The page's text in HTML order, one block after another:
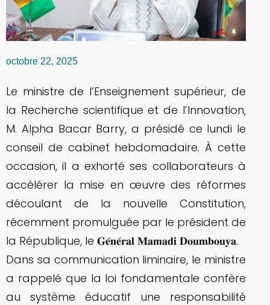
octobre 22, 2025
Le ministre de l’Enseignement supérieur, de
la Recherche scientifique et de l’Innovation,
M. Alpha Bacar Barry, a présidé ce lundi le
conseil de cabinet hebdomadaire. À cette
occasion, il a exhorté ses collaborateurs à
accélérer la mise en œuvre des réformes
découlant de la nouvelle Constitution,
récemment promulguée par le président de
la République, le 𝐆𝐞́𝐧𝐞́𝐫𝐚𝐥 𝐌𝐚𝐦𝐚𝐝𝐢 𝐃𝐨𝐮𝐦𝐛𝐨𝐮𝐲𝐚.
Dans sa communication liminaire, le ministre
a rappelé que la loi fondamentale confère
au système éducatif une responsabilité